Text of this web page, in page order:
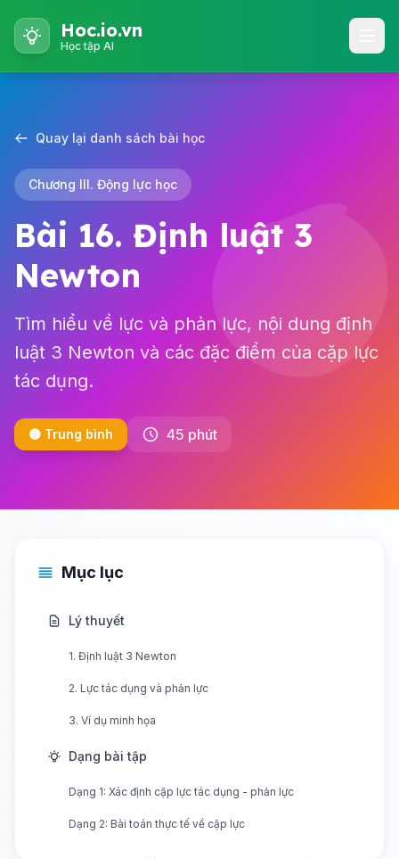
Hoc.io.vn
Học tập AI
Quay lại danh sách bài học
Chương III. Động lực học
Bài 16. Định luật 3
Newton
Tìm hiểu về lực và phản lực, nội dung định
luật 3 Newton và các đặc điểm của cặp lực
tác dụng.
🟡 Trung bình 45 phút
Mục lục
Lý thuyết
1. Định luật 3 Newton
2. Lực tác dụng và phản lực
3. Ví dụ minh họa
Dạng bài tập
Dạng 1: Xác định cặp lực tác dụng - phản lực
Dạng 2: Bài toán thực tế về cặp lực